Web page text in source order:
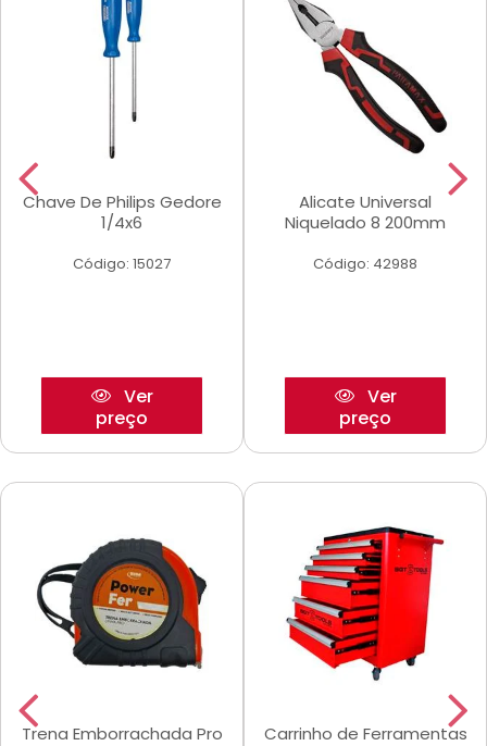
Chave De Philips Gedore
1/4x6
Código: 15027
Ver
preço
Alicate Universal
Niquelado 8 200mm
Código: 42988
Ver
preço
Trena Emborrachada Pro
Carrinho de Ferramentas